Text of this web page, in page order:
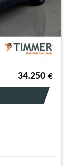
34.250 €